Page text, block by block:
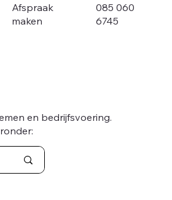
Afspraak
maken
085 060
6745
en bedrijfsvoering.